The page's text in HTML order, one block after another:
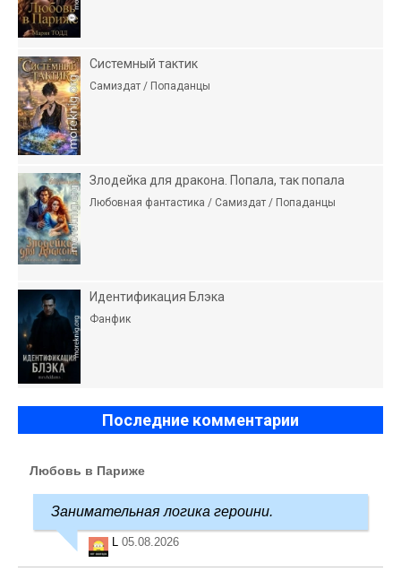
Системный тактик
Самиздат / Попаданцы
Злодейка для дракона. Попала, так попала
Любовная фантастика / Самиздат / Попаданцы
Идентификация Блэка
Фанфик
Последние комментарии
Любовь в Париже
Занимательная логика героини.
05.08.2026